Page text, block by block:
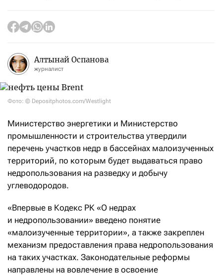
Алтынай Оспанова
журналист
Фото: © Depositphotos.com/Westlight
Министерство энергетики и Министерство
промышленности и строительства утвердили
перечень участков недр в бассейнах малоизученных
территорий, по которым будет выдаваться право
недропользования на разведку и добычу
углеводородов.
«Впервые в Кодекс РК «О недрах
и недропользовании» введено понятие
«малоизученные территории», а также закреплен
механизм предоставления права недропользования
на таких участках. Законодательные реформы
направлены на вовлечение в освоение